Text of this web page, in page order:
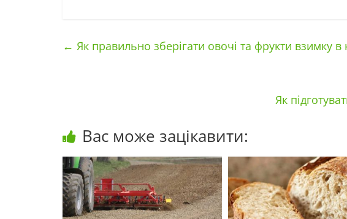
← Як правильно зберігати овочі та фрукти взимку в
Як
Вас може зацікавити: